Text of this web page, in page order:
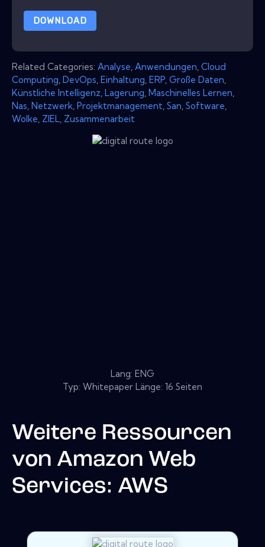
DOWNLOAD
Related Categories: Analyse Anwendungen Cloud
Computing DevOps Einhaltung ERP Große Daten
Künstliche Intelligenz Lagerung Maschinelles Lernen
Nas Netzwerk Projektmanagement San Software
Wolke ZIEL Zusammenarbeit
Lang: ENG
Typ: Whitepaper Länge: 16 Seiten
Weitere Ressourcen
von Amazon Web
Services: AWS